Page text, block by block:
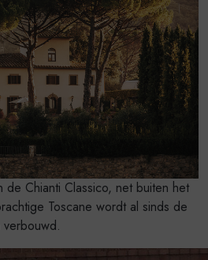
de Chianti Classico, net buiten het
Toscane wordt al sinds de